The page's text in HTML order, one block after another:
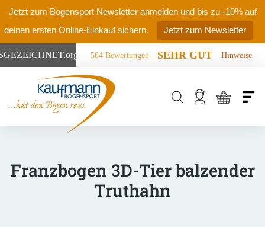
Jetzt zum Bogensport Newsletter anmelden und bis zu -10% auf
deinen ersten Online-Einkauf sichern.
Jetzt zum Newsletter
.org 584 Bewertungen SEHR GUT Hinweise
Products
search
Franzbogen 3D-Tier balzender
Truthahn